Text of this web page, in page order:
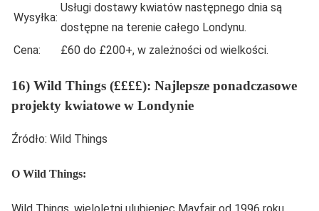
Wysyłka:
Usługi dostawy kwiatów następnego dnia są
dostępne na terenie całego Londynu.
Cena:
£60 do £200+, w zależności od wielkości.
16) Wild Things (££££): Najlepsze ponadczasowe
projekty kwiatowe w Londynie
Źródło: Wild Things
O Wild Things: